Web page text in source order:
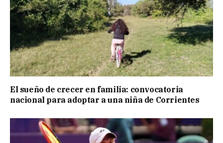
El sueño de crecer en familia: convocatoria
nacional para adoptar a una niña de Corrientes